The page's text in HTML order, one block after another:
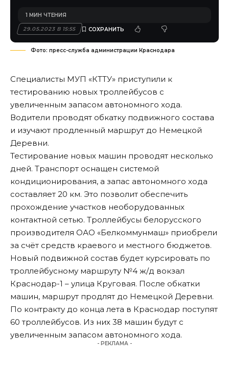
29.05.2023 В 15:55
1 МИН ЧТЕНИЯ
Фото: пресс-служба администрации Краснодара
Специалисты МУП «КТТУ» приступили к
тестированию новых троллейбусов с
увеличенным запасом автономного хода.
Водители проводят обкатку подвижного состава
и изучают продленный маршрут до Немецкой
Деревни.
Тестирование новых машин проводят несколько
дней. Транспорт оснащен системой
кондиционирования, а запас автономного хода
составляет 20 км. Это позволит обеспечить
прохождение участков необорудованных
контактной сетью. Троллейбусы белорусского
производителя ОАО «Белкоммунмаш» приобрели
за счёт средств краевого и местного бюджетов.
Новый подвижной состав будет курсировать по
троллейбусному маршруту №4 ж/д вокзал
Краснодар-1 – улица Круговая. После обкатки
машин, маршрут продлят до Немецкой Деревни.
По контракту до конца лета в Краснодар поступят
60 троллейбусов. Из них 38 машин будут с
увеличенным запасом автономного хода.
- РЕКЛАМА -